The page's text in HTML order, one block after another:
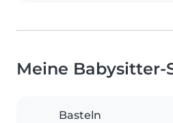
Meine Babysitter-
Basteln